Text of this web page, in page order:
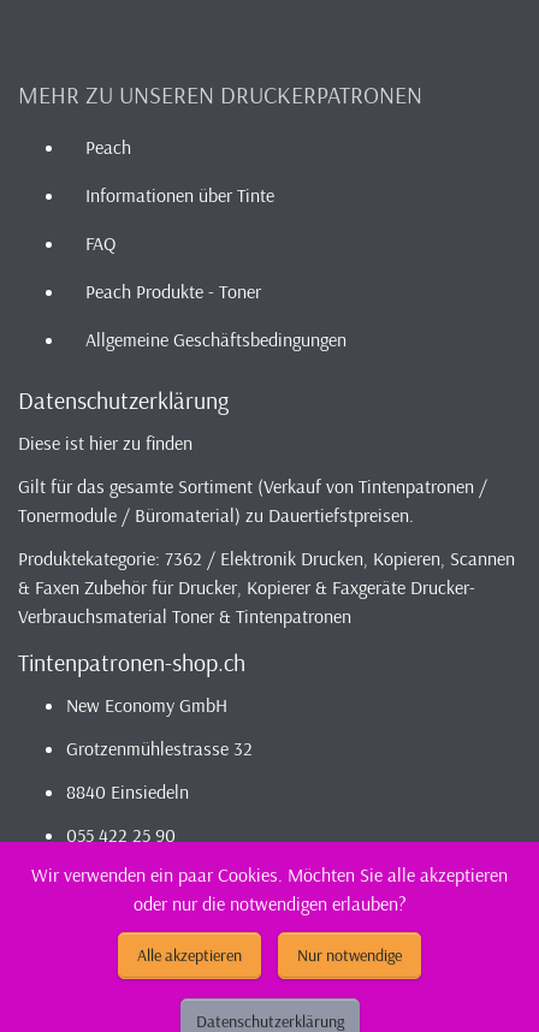
MEHR ZU UNSEREN DRUCKERPATRONEN
Peach
Informationen über Tinte
FAQ
Peach Produkte - Toner
Allgemeine Geschäftsbedingungen
Datenschutzerklärung
Diese ist hier zu finden
Gilt für das gesamte Sortiment (Verkauf von Tintenpatronen /
Tonermodule / Büromaterial) zu Dauertiefstpreisen.
Produktekategorie: 7362 / Elektronik Drucken, Kopieren, Scannen
& Faxen Zubehör für Drucker, Kopierer & Faxgeräte Drucker-
Verbrauchsmaterial Toner & Tintenpatronen
Tintenpatronen-shop.ch
New Economy GmbH
Grotzenmühlestrasse 32
8840 Einsiedeln
055 422 25 90
2026 - Infos / IndexTintenpatronen-ShopSortiment - günstig und
kompatibel bestellen / kaufen || günstig Tintenpatronen
(kompatibel) kaufen
Wir verwenden ein paar Cookies. Möchten Sie alle akzeptieren
oder nur die notwendigen erlauben?
Alle akzeptieren Nur notwendige
Datenschutzerklärung